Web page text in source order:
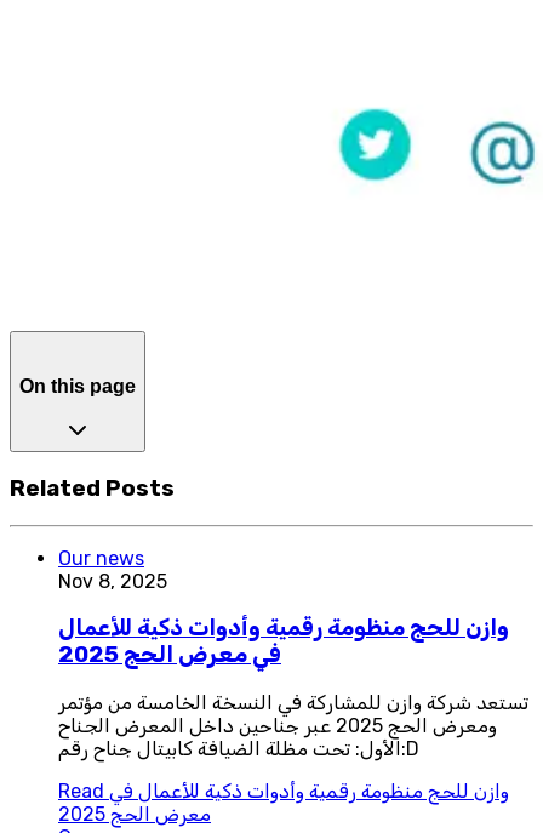
On this page
Related Posts
Our news
Nov 8, 2025
وازن للحج منظومة رقمية وأدوات ذكية للأعمال
في معرض الحج 2025
تستعد شركة وازن للمشاركة في النسخة الخامسة من مؤتمر
ومعرض الحج 2025 عبر جناحين داخل المعرض الجناح
الأول: تحت مظلة الضيافة كابيتال جناح رقم:D
Read وازن للحج منظومة رقمية وأدوات ذكية للأعمال في
معرض الحج 2025